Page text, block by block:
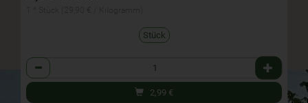
Stück
Anzahl
2,99 €